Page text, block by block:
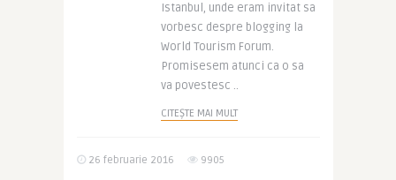
Istanbul, unde eram invitat sa
vorbesc despre blogging la
World Tourism Forum.
Promisesem atunci ca o sa
va povestesc ..
CITEȘTE MAI MULT
26 februarie 2016 9905